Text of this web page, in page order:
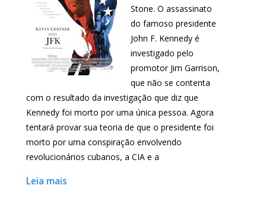
Stone. O assassinato
do famoso presidente
John F. Kennedy é
investigado pelo
promotor Jim Garrison,
que não se contenta
com o resultado da investigação que diz que
Kennedy foi morto por uma única pessoa. Agora
tentará provar sua teoria de que o presidente foi
morto por uma conspiração envolvendo
revolucionários cubanos, a CIA e a
Leia mais